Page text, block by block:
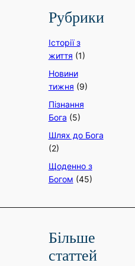
Рубрики
Історії з
життя (1)
Новини
тижня (9)
Пізнання
Бога (5)
Шлях до Бога
(2)
Щоденно з
Богом (45)
Більше
статтей